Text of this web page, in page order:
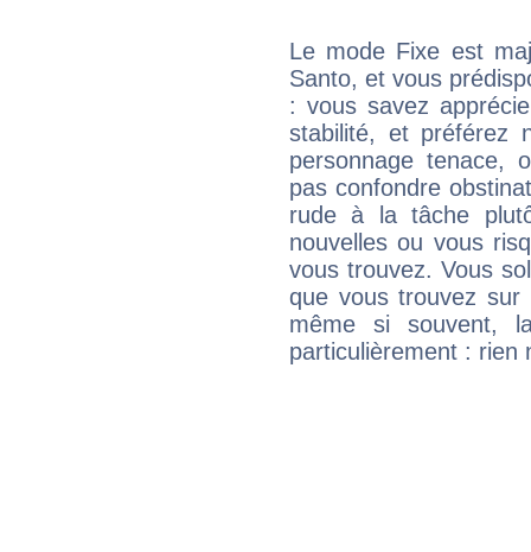
Le mode Fixe est
Santo, et vous
: vous savez
stabilité, et préférez
personnage tenace,
pas confondre
rude à la tâche
nouvelles ou vous
vous trouvez. Vous
que vous trouvez
même si souvent,
particulièrement : rien